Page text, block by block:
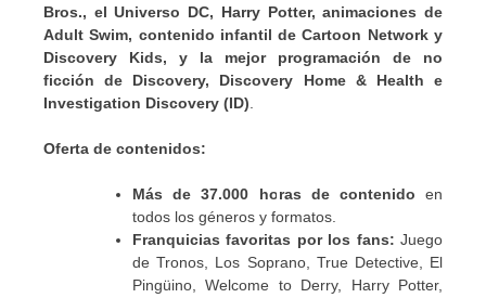
Bros., el Universo DC, Harry Potter, animaciones de
Adult Swim, contenido infantil de Cartoon Network y
Discovery Kids, y la mejor programación de no
ficción de Discovery, Discovery Home & Health e
Investigation Discovery (ID)
Oferta de contenidos:
Más de 37.000 horas de contenido en
todos los géneros y formatos.
Franquicias favoritas por los fans: Juego
de Tronos, Los Soprano, True Detective, El
Pingüino, Welcome to Derry, Harry Potter,